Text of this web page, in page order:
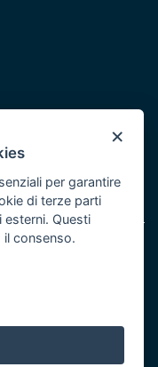
Puglia 2014/2020 -
×
per garantire
di terze parti
esterni. Questi
consenso.